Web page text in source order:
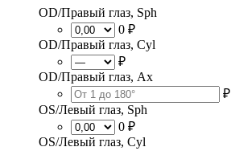
OD/Правый глаз, Sph
0 ₽
OD/Правый глаз, Cyl
₽
OD/Правый глаз, Ax
₽
OS/Левый глаз, Sph
0 ₽
OS/Левый глаз, Cyl